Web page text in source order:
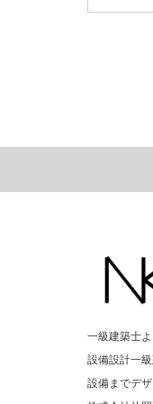
一級建築士
設備設計一
設備までデ